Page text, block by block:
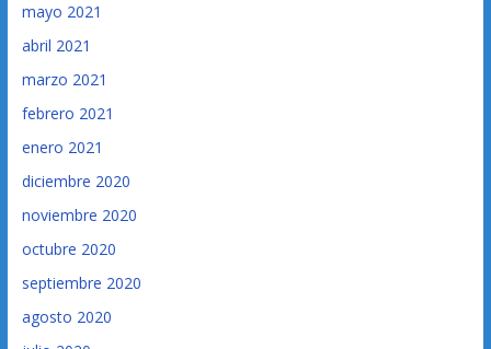
mayo 2021
abril 2021
marzo 2021
febrero 2021
enero 2021
diciembre 2020
noviembre 2020
octubre 2020
septiembre 2020
agosto 2020